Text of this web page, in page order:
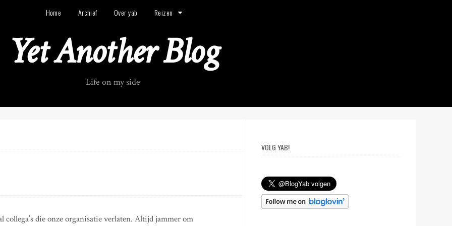
Home Archief Over yab Reizen
Yet Another Blog
Life on my side
collega’s die onze organisatie verlaten. Altijd jammer om
VOLG YAB!